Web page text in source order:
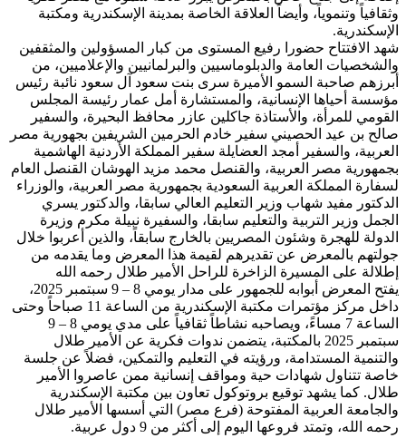
وثقافياً وتنموياً، وأيضاً العلاقة الخاصة بمدينة الإسكندرية ومكتبة
الإسكندرية.
شهد الافتتاح حضورا رفيع المستوى من كبار المسؤولين والمثقفين
والشخصيات العامة والدبلوماسيين والبرلمانيين والإعلاميين، من
أبرزهم صاحبة السمو الأميرة سرى بنت سعود آل سعود نائبة رئيس
مؤسسة أحياها الإنسانية، والمستشارة أمل عمار رئيسة المجلس
القومي للمرأة، والأستاذة جاكلين عازر محافظ البحيرة، والسفير
صالح بن عيد الحصيني سفير خادم الحرمين الشريفين بجهورية مصر
العربية، والسفير أمجد العضايلة سفير المملكة الأردنية الهاشمية
بجمهورية مصر العربية، والقنصل محمد مزيد الهوشان القنصل العام
لسفارة المملكة العربية السعودية بجمهورية مصر العربية، والوزراء
الدكتور مفيد شهاب وزير التعليم العالي سابقا، والدكتور يسري
الجمل وزير التربية والتعليم سابقا، والسفيرة نبيلة مكرم وزيرة
الدولة للهجرة وشئون المصريين بالخارج سابقاً، والذين أعربوا خلال
جولتهم بالمعرض عن تقديرهم لقيمة هذا المعرض وما يقدمه من
إطلالة على المسيرة الزاخرة للراحل الأمير طلال رحمه الله
يفتح المعرض أبوابه للجمهور على مدار يومي 8 – 9 سبتمبر 2025،
داخل مركز مؤتمرات مكتبة الإسكندرية من الساعة 11 صباحاً وحتى
الساعة 7 مساءً، ويصاحبه نشاطاً ثقافياً على مدي يومي 8 – 9
سبتمبر 2025 بالمكتبة، يتضمن ندوات فكرية عن الأمير طلال
والتنمية المستدامة، ورؤيته في التعليم والتمكين، فضلاً عن جلسة
خاصة تتناول شهادات حية ومواقف إنسانية ممن عاصروا الأمير
طلال. كما يشهد توقيع بروتوكول تعاون بين مكتبة الإسكندرية
والجامعة العربية المفتوحة (فرع مصر) التي أسسها الأمير طلال
رحمه الله، وتمتد فروعها اليوم إلى أكثر من 9 دول عربية.